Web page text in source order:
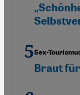
Sex-
Braut